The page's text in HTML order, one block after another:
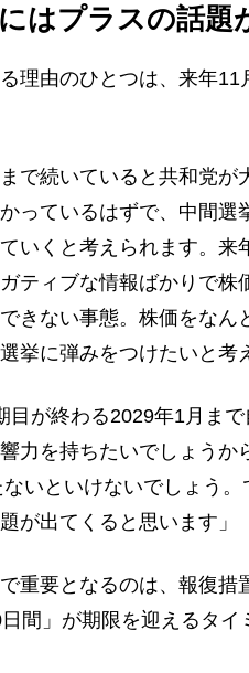
はプラスの話題
理由のひとつは、来年11
で続いていると共和党が
っているはずで、中間選
いくと考えられます。来
ティブな情報ばかりで株
きない事態。株価をなん
挙に弾みをつけたいと考
が終わる2029年1月ま
力を持ちたいでしょうか
いといけないでしょう
が出てくると思います」
重要となるのは、報復措
間」が期限を迎えるタイ